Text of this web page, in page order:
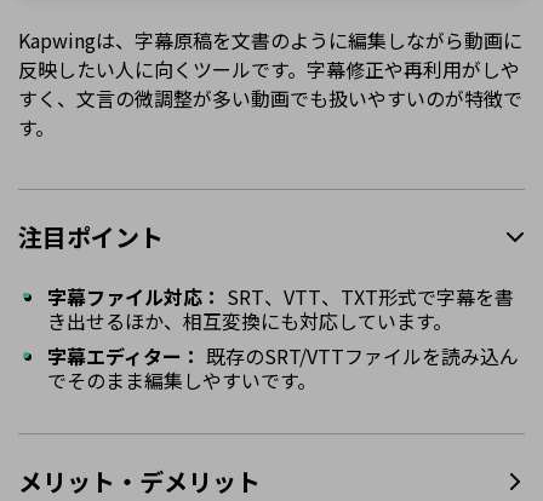
Kapwingは、字幕原稿を文書のように編集しながら動画に
反映したい人に向くツールです。字幕修正や再利用がしや
すく、文言の微調整が多い動画でも扱いやすいのが特徴で
す。
注目ポイント
字幕ファイル対応： SRT、VTT、TXT形式で字幕を書
き出せるほか、相互変換にも対応しています。
字幕エディター： 既存のSRT/VTTファイルを読み込ん
でそのまま編集しやすいです。
メリット・デメリット